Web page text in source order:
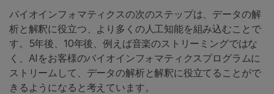
バイオインフォマティクスの次のステップは、データの解
析と解釈に役立つ、より多くの人工知能を組み込むことで
す。5年後、10年後、例えば音楽のストリーミングではな
く、AIをお客様のバイオインフォマティクスプログラムに
ストリームして、データの解析と解釈に役立てることがで
きるようになると考えています。